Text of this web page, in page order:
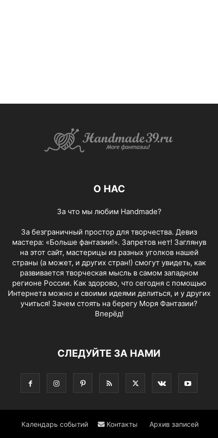
О НАС
За что мы любим Handmade?
За безграничный простор для творчества. Девиз
мастера: «Больше фантазии!». Запретов нет! Заглянув
на этот сайт, мастерицы из разных уголков нашей
страны (а может, и других стран!) смогут увидеть, как
развивается творческая мысль в самом западном
регионе России. Как здорово, что сегодня с помощью
Интернета можно и своими идеями делиться, и у других
учиться! Зачем стоять на берегу Моря Фантазии?
Вперёд!
СЛЕДУЙТЕ ЗА НАМИ
Календарь событий Контакты Архив записей